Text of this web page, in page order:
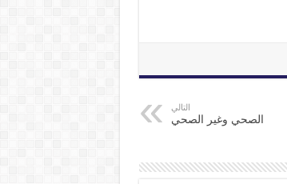
التالي
الصحي وغير الصحي